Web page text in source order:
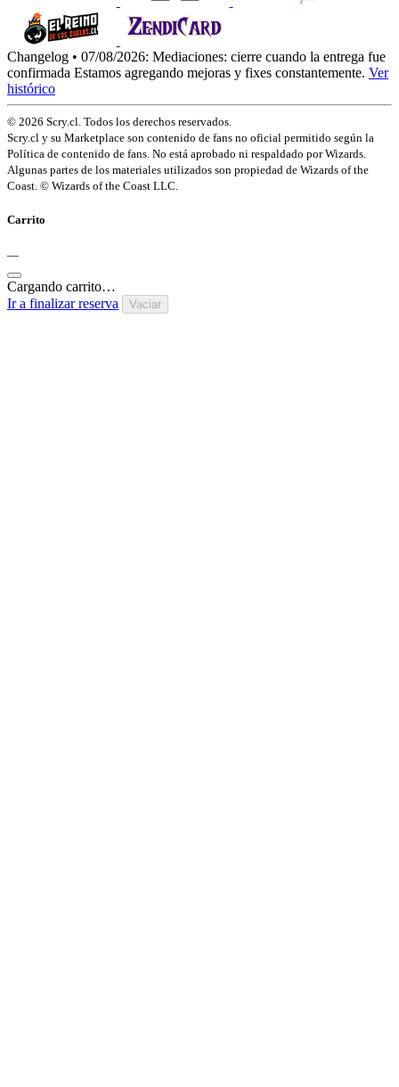
Changelog • 07/08/2026: Mediaciones: cierre cuando la entrega fue
confirmada Estamos agregando mejoras y fixes constantemente. Ver
histórico
© 2026 Scry.cl. Todos los derechos reservados.
Scry.cl y su Marketplace son contenido de fans no oficial permitido según la
Política de contenido de fans. No está aprobado ni respaldado por Wizards.
Algunas partes de los materiales utilizados son propiedad de Wizards of the
Coast. © Wizards of the Coast LLC.
Carrito
—
Cargando carrito…
Ir a finalizar reserva
Vaciar